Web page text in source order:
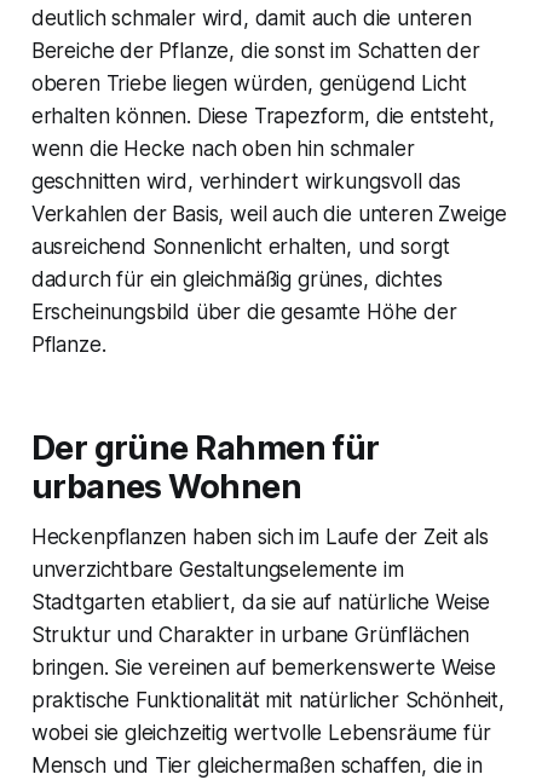
deutlich schmaler wird, damit auch die unteren
Bereiche der Pflanze, die sonst im Schatten der
oberen Triebe liegen würden, genügend Licht
erhalten können. Diese Trapezform, die entsteht,
wenn die Hecke nach oben hin schmaler
geschnitten wird, verhindert wirkungsvoll das
Verkahlen der Basis, weil auch die unteren Zweige
ausreichend Sonnenlicht erhalten, und sorgt
dadurch für ein gleichmäßig grünes, dichtes
Erscheinungsbild über die gesamte Höhe der
Pflanze.
Der grüne Rahmen für
urbanes Wohnen
Heckenpflanzen haben sich im Laufe der Zeit als
unverzichtbare Gestaltungselemente im
Stadtgarten etabliert, da sie auf natürliche Weise
Struktur und Charakter in urbane Grünflächen
bringen. Sie vereinen auf bemerkenswerte Weise
praktische Funktionalität mit natürlicher Schönheit,
wobei sie gleichzeitig wertvolle Lebensräume für
Mensch und Tier gleichermaßen schaffen, die in